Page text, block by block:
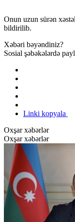
Onun uzun sürən
bildirilib.
Xəbəri bəyəndiniz?
Sosial şəbəkələrdə
Linki kopyala
Oxşar xəbərlər
Oxşar xəbərlər